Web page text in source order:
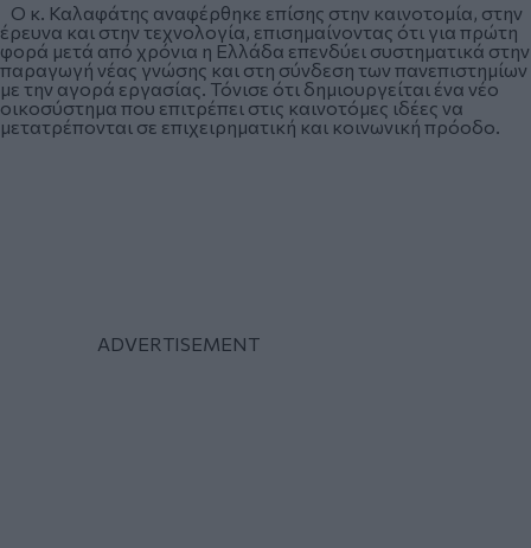
Ο κ. Καλαφάτης αναφέρθηκε επίσης στην καινοτομία, στην
έρευνα και στην τεχνολογία, επισημαίνοντας ότι για πρώτη
φορά μετά από χρόνια η Ελλάδα επενδύει συστηματικά στην
παραγωγή νέας γνώσης και στη σύνδεση των πανεπιστημίων
με την αγορά εργασίας. Τόνισε ότι δημιουργείται ένα νέο
οικοσύστημα που επιτρέπει στις καινοτόμες ιδέες να
μετατρέπονται σε επιχειρηματική και κοινωνική πρόοδο.